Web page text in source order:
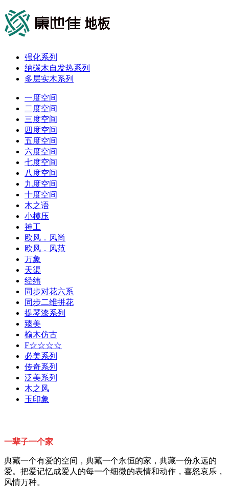
强化系列
纳碳木自发热系列
多层实木系列
一度空间
二度空间
三度空间
四度空间
五度空间
六度空间
七度空间
八度空间
九度空间
十度空间
木之语
小模压
神工
欧风．风尚
欧风．风范
万象
天渠
经纬
同步对花六系
同步二维拼花
提琴漆系列
臻美
榆木仿古
F☆☆☆☆
必美系列
传奇系列
泛美系列
木之风
玉印象
一辈子一个家
典藏一个有爱的空间，典藏一个永恒的家，典藏一份永远的
爱。把爱记忆成爱人的每一个细微的表情和动作，喜怒哀乐，
风情万种。